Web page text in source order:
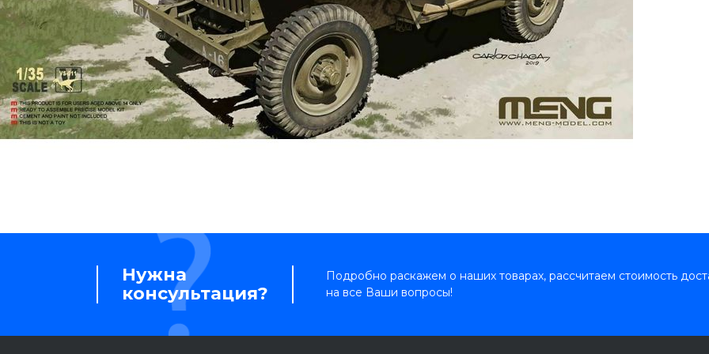
Нужна
консультация?
Подробно раскажем о наших товарах, рассчитаем стоимость
на все Ваши вопросы!